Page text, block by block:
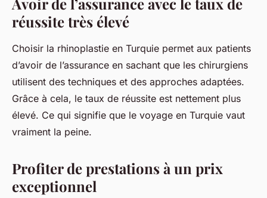
réussite très élevé
Choisir la rhinoplastie en Turquie permet aux patients
d’avoir de l’assurance en sachant que les chirurgiens
utilisent des techniques et des approches adaptées.
Grâce à cela, le taux de réussite est nettement plus
élevé. Ce qui signifie que le voyage en Turquie vaut
vraiment la peine.
Profiter de prestations à un prix
exceptionnel